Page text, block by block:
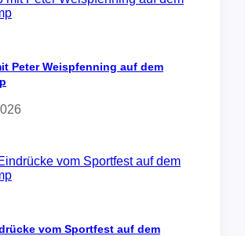
Peter Weispfenning auf dem
vom Sportfest auf dem